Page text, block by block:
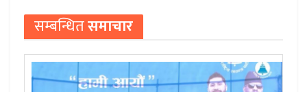
सम्बन्धितसमाचार